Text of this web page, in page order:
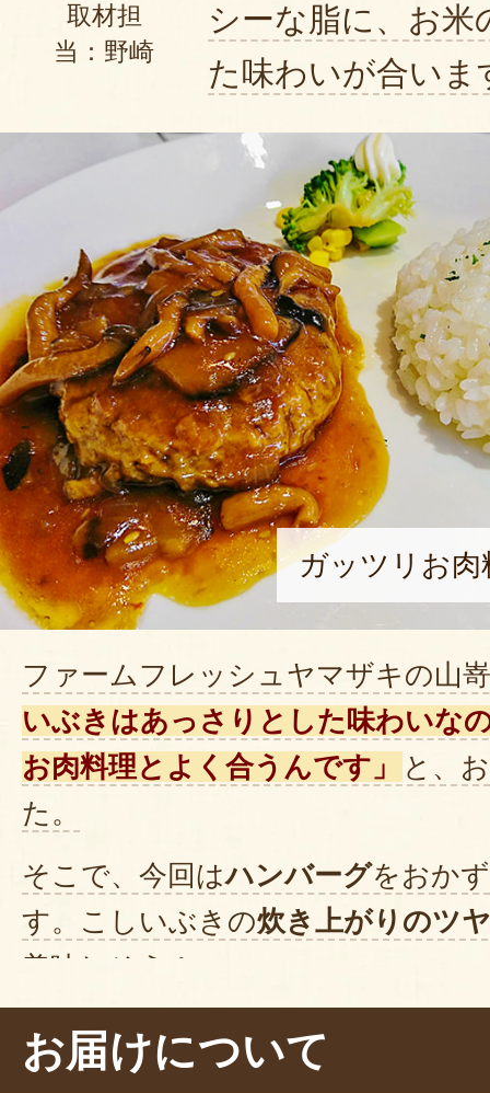
取材担
当：野崎
シーな脂に、お
た味わいが合いま
ガッツリお
ファームフレッシュヤマザキの山
いぶきはあっさりとした味わいな
お肉料理とよく合うんです」
と、
た。
そこで、今回はハンバーグをおか
す。こしいぶきの炊き上がりのツヤ
美味しそう！
ハンバーグを一口食べた後に、
ん、粘りが良い感じ！噛みごたえ
お届けについて